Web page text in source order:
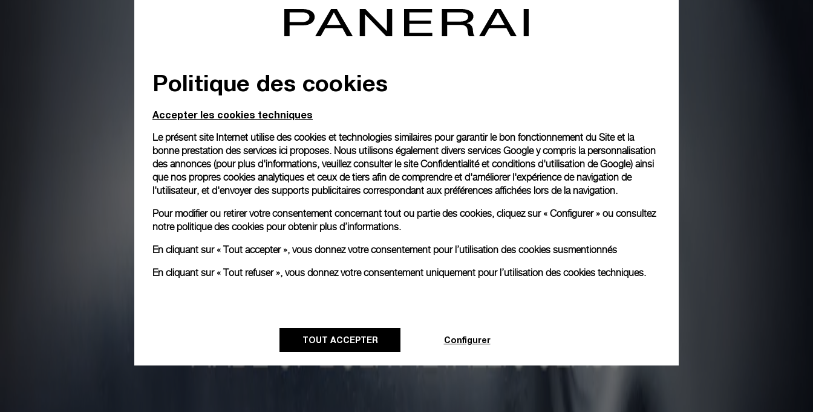
Politique des cookies
Accepter les cookies techniques
Le présent site Internet utilise des cookies et technologies similaires pour garantir le bon fonctionnement du Site et la
bonne prestation des services ici proposes. Nous utilisons également divers services Google y compris la personnalisation
des annonces (pour plus d'informations, veuillez consulter lesite Confidentialité et conditions d'utilisation de Google) ainsi
que nos propres cookies analytiques et ceux de tiers afin de comprendre et d'améliorer l'expérience de navigation de
l'utilisateur, et d'envoyer des supports publicitaires correspondant aux préférences affichées lors de la navigation.
Pour modifier ou retirer votre consentement concernant tout ou partie des cookies, cliquez sur « Configurer » ou consultez
notre politique des cookies pour obtenir plus d’informations.
En cliquant sur « Tout accepter », vous donnez votre consentement pour l’utilisation des cookies susmentionnés
En cliquant sur « Tout refuser », vous donnez votre consentement uniquement pour l’utilisation des cookies techniques.
TOUT ACCEPTER Configurer